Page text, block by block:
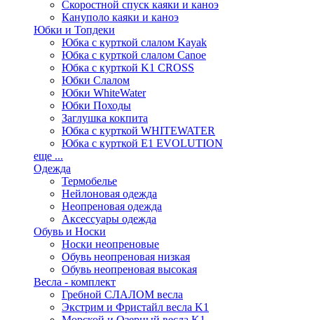
Скоростной спуск каяки и каноэ
Кануполо каяки и каноэ
Юбки и Топдеки
Юбка с курткой слалом Kayak
Юбка с курткой слалом Canoe
Юбка с курткой K1 CROSS
Юбки Слалом
Юбки WhiteWater
Юбки Походы
Заглушка кокпита
Юбка с курткой WHITEWATER
Юбка с курткой E1 EVOLUTION
еще ...
Одежда
Термобелье
Нейлоновая одежда
Неопреновая одежда
Аксессуары одежда
Обувь и Носки
Носки неопреновые
Обувь неопреновая низкая
Обувь неопреновая высокая
Весла - комплект
Гребной СЛАЛОМ весла
Экстрим и Фристайл весла K1